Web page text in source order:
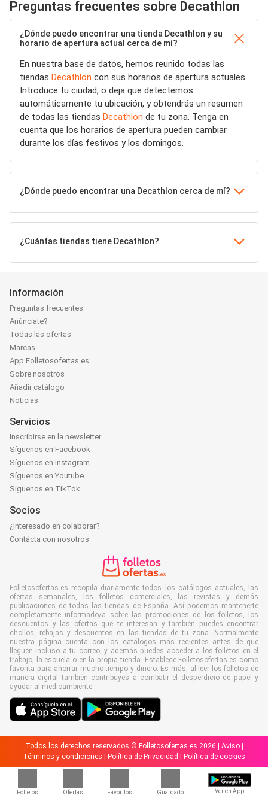
Folletos Ofertas Favoritos Guardado Ver en App
Preguntas frecuentes sobre Decathlon
¿Dónde puedo encontrar una tienda Decathlon y su
horario de apertura actual cerca de mí?
En nuestra base de datos, hemos reunido todas las
tiendas Decathlon con sus horarios de apertura actuales.
Introduce tu ciudad, o deja que detectemos
automáticamente tu ubicación, y obtendrás un resumen
de todas las tiendas Decathlon de tu zona. Tenga en
cuenta que los horarios de apertura pueden cambiar
durante los días festivos y los domingos.
¿Dónde puedo encontrar una Decathlon cerca de mí?
¿Cuántas tiendas tiene Decathlon?
Información
Preguntas frecuentes
Anúnciate?
Todas las ofertas
Marcas
App Folletosofertas.es
Sobre nosotros
Añadir catálogo
Noticias
Servicios
Inscribirse en la newsletter
Síguenos en Facebook
Síguenos en Instagram
Síguenos en Youtube
Síguenos en TikTok
Socios
¿Interesado en colaborar?
Contácta con nosotros
Folletosofertas.es recopila diariamente todos los catálogos actuales, las
ofertas semanales, los folletos comerciales, las revistas y demás
publicaciones de todas las tiendas de España. Así podemos mantenerte
completamente informado/a sobre las promociones de los folletos, los
descuentos y las ofertas que te interesan y también puedes encontrar
chollos, rebajas y descuentos en las tiendas de tu zona. Normalmente
nuestra página cuenta con los catálogos más recientes antes de que
lleguen incluso a tu correo, y además puedes acceder a los folletos en el
trabajo, la escuela o en la propia tienda. Establece Folletosofertas.es como
favorita para ahorrar mucho tiempo y dinero. Es más, al leer los folletos de
manera digital también contribuyes a combatir el desperdicio de papel y
ayudar al medioambiente.
Todos los derechos reservados © Folletosofertas.es 2026 | Aviso|
Términos y condiciones
Política de Privacidad Política de cookies